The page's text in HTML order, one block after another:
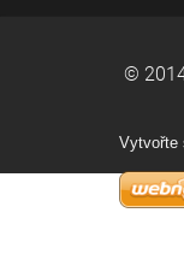
©
Vytvořte